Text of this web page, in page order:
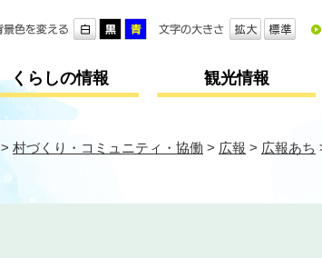
くらしの情報 観光情報
> 村づくり・コミュニティ・協働 > 広報 > 広報あち